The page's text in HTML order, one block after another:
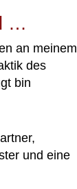
…
an meinem
des
bin
und eine